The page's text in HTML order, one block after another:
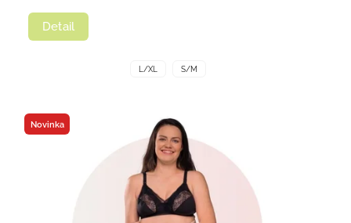
Detail
L/XL S/M
Novinka